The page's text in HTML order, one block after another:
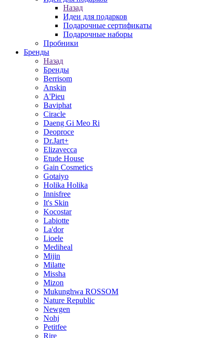
Назад
Идеи для подарков
Подарочные сертификаты
Подарочные наборы
Пробники
Бренды
Назад
Бренды
Berrisom
Anskin
A'Pieu
Baviphat
Ciracle
Daeng Gi Meo Ri
Deoproce
Dr.Jart+
Elizavecca
Etude House
Gain Cosmetics
Gotaiyo
Holika Holika
Innisfree
It's Skin
Kocostar
Labiotte
La'dor
Lioele
Mediheal
Mijin
Milatte
Missha
Mizon
Mukunghwa ROSSOM
Nature Republic
Newgen
Nohj
Petitfee
Rire